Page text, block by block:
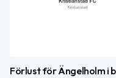
Förlust för Ängelholm i